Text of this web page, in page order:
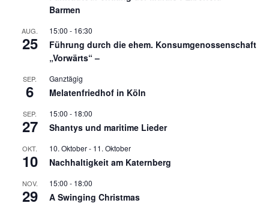
Barmen
AUG.
25
15:00 - 16:30
Führung durch die ehem. Konsumgenossenschaft
„Vorwärts“ –
SEP.
6
Ganztägig
Melatenfriedhof in Köln
SEP.
27
15:00 - 18:00
Shantys und maritime Lieder
OKT.
10
10. Oktober- 11. Oktober
Nachhaltigkeit am Katernberg
NOV.
29
15:00 - 18:00
A Swinging Christmas